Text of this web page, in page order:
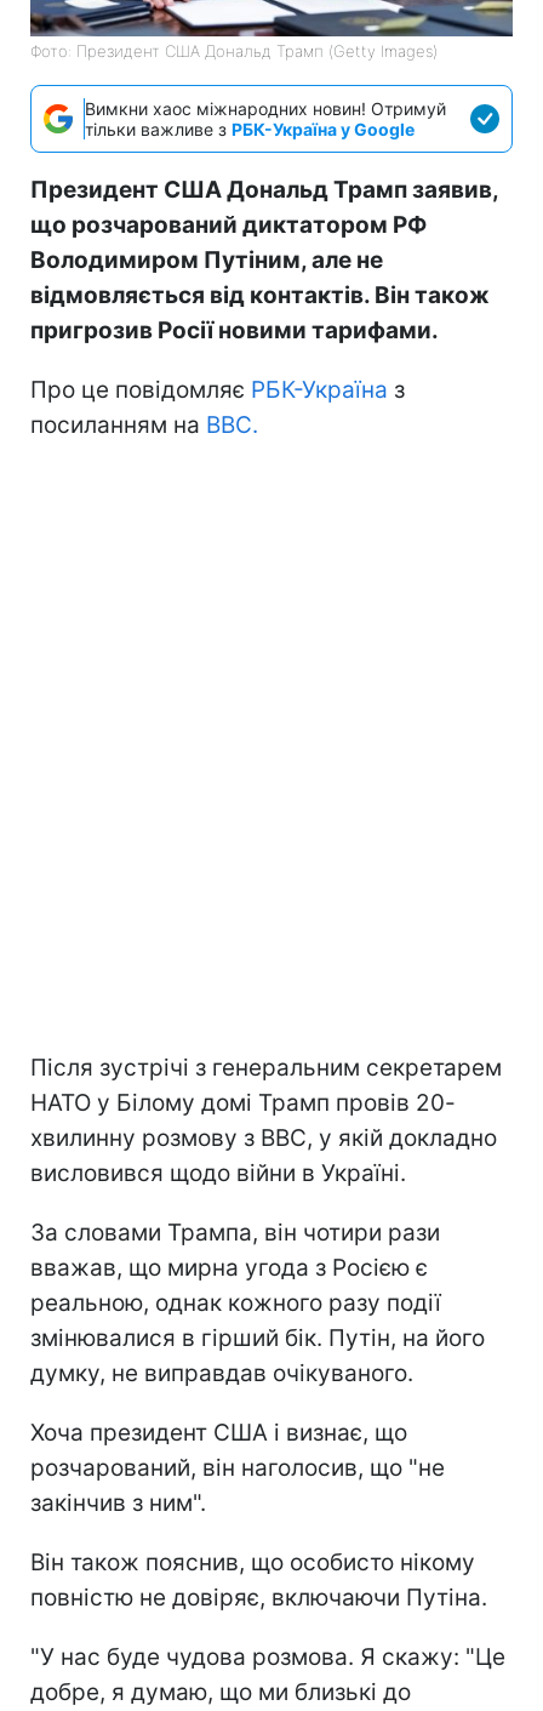
Фото: Президент США Дональд Трамп (Getty Images)
Вимкни хаос міжнародних новин! Отримуй
тільки важливе з РБК-Україна у Google
Президент США Дональд Трамп заявив,
що розчарований диктатором РФ
Володимиром Путіним, але не
відмовляється від контактів. Він також
пригрозив Росії новими тарифами.
Про це повідомляє РБК-Україна з
посиланням на BBC.
Після зустрічі з генеральним секретарем
НАТО у Білому домі Трамп провів 20-
хвилинну розмову з BBC, у якій докладно
висловився щодо війни в Україні.
За словами Трампа, він чотири рази
вважав, що мирна угода з Росією є
реальною, однак кожного разу події
змінювалися в гірший бік. Путін, на його
думку, не виправдав очікуваного.
Хоча президент США і визнає, що
розчарований, він наголосив, що "не
закінчив з ним".
Він також пояснив, що особисто нікому
повністю не довіряє, включаючи Путіна.
"У нас буде чудова розмова. Я скажу: "Це
добре, я думаю, що ми близькі до